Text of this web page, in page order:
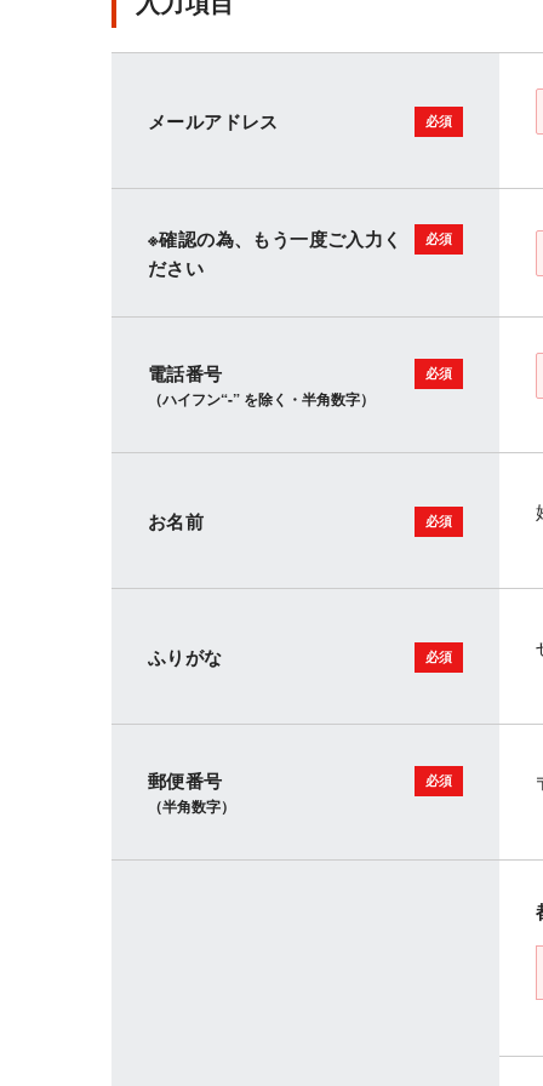
メールアドレス
※確認の為、もう一度ご入力く
ださい
電話番号
（ハイフン“-” を除く・半角数字）
お名前
ふりがな
郵便番号
（半角数字）